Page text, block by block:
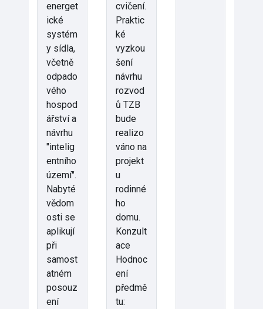
energet
ické
systém
y sídla,
včetně
odpado
vého
hospod
ářství a
návrhu
"intelig
entního
území".
Nabyté
vědom
osti se
aplikují
při
samost
atném
posouz
ení
cvičení.
Praktic
ké
vyzkou
šení
návrhu
rozvod
ů TZB
bude
realizo
váno na
projekt
u
rodinné
ho
domu.
Konzult
ace
Hodnoc
ení
předmě
tu: